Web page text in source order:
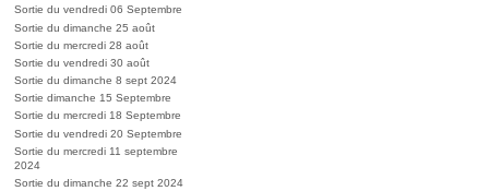
Sortie du vendredi 06 Septembre
Sortie du dimanche 25 août
Sortie du mercredi 28 août
Sortie du vendredi 30 août
Sortie du dimanche 8 sept 2024
Sortie dimanche 15 Septembre
Sortie du mercredi 18 Septembre
Sortie du vendredi 20 Septembre
Sortie du mercredi 11 septembre
2024
Sortie du dimanche 22 sept 2024